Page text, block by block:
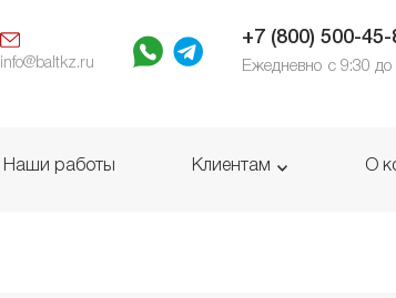
info@baltkz.ru
+7 (800) 500-45-
Ежедневно с 9:30 до
Наши работы Клиентам О